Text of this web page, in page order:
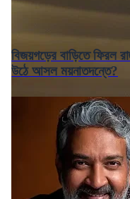
বিজয়গড়ের বাড়িতে ফিরল
উঠে আসল ময়নাতদন্তে?